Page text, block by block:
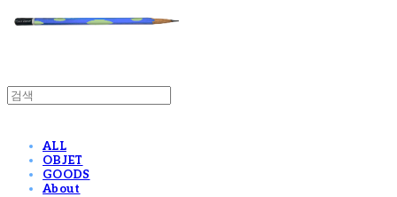
ALL
OBJET
GOODS
About